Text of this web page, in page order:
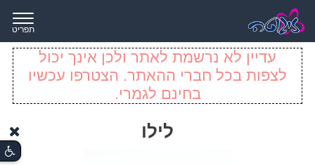
תפריט
עדיין לא נרשמת לאתר ולכן אינך יכול
לצפות בכל חברי ההאתר. הצטרפו עכשיו
בחינם לגמרי.
לילו